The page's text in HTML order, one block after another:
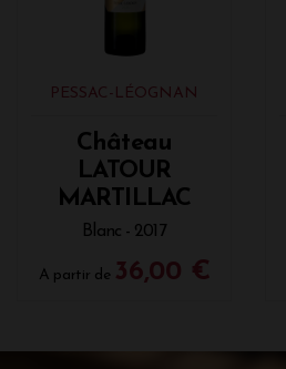
PESSAC-LÉOGNAN
Château
LATOUR
MARTILLAC
Blanc - 2017
A partir de 36,00 €